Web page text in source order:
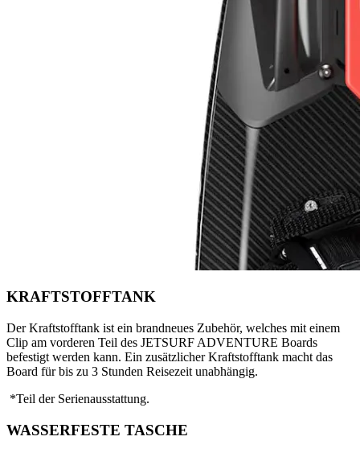
KRAFTSTOFFTANK
Der Kraftstofftank ist ein brandneues Zubehör, welches mit einem
Clip am vorderen Teil des JETSURF ADVENTURE Boards
befestigt werden kann. Ein zusätzlicher Kraftstofftank macht das
Board für bis zu 3 Stunden Reisezeit unabhängig.
*Teil der Serienausstattung.
WASSERFESTE TASCHE